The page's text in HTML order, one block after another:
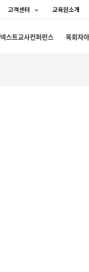
고객센터 교육원소개
넥스트교사컨퍼런스 목회자